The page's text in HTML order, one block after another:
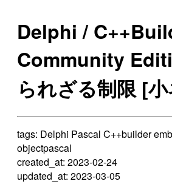
Delphi /
Community
られざる制限 [
tags: Delphi Pascal C++builder
objectpascal
created_at: 2023-02-24
updated_at: 2023-03-05